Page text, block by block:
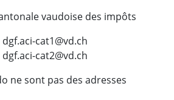
vaudoise des impôts
cat1@vd.ch
cat2@vd.ch
ne sont pas des adresses